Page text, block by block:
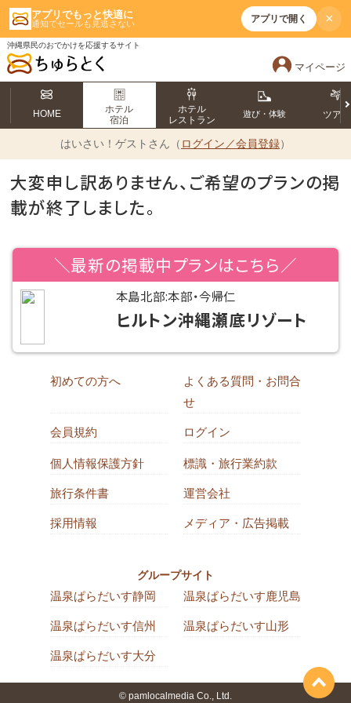
アプリでもっと快適に
通知でセールも見逃さない アプリで開く ×
沖縄県民のおでかけを応援するサイト
マイページ
HOME
ホテル
宿泊
ホテル
レストラン
遊び・体験 ツアー
はいさい！ ゲストさん（ ログイン／会員登録）
大変申し訳ありません、ご希望のプランの掲
載が終了しました。
＼最新の掲載中プランはこちら／
本島北部:本部・今帰仁
ヒルトン沖縄瀬底リゾート
初めての方へ
よくある質問・お問合
せ
会員規約 ログイン
個人情報保護方針 標識・旅行業約款
旅行条件書 運営会社
採用情報 メディア・広告掲載
グループサイト
温泉ぱらだいす静岡 温泉ぱらだいす鹿児島
温泉ぱらだいす信州 温泉ぱらだいす山形
温泉ぱらだいす大分
© pamlocalmedia Co., Ltd.